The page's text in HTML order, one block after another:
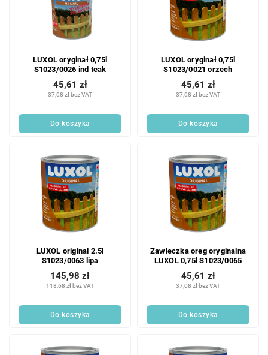
LUXOL oryginał 0,75l
S1023/0026 ind teak
37,08 zł bez VAT
45,61 zł
Do koszyka
LUXOL oryginał 0,75l
S1023/0021 orzech
37,08 zł bez VAT
45,61 zł
Do koszyka
LUXOL original 2.5l
S1023/0063 lipa
118,68 zł bez VAT
145,98 zł
Do koszyka
Zawleczka oreg oryginalna
LUXOL 0,75l S1023/0065
37,08 zł bez VAT
45,61 zł
Do koszyka